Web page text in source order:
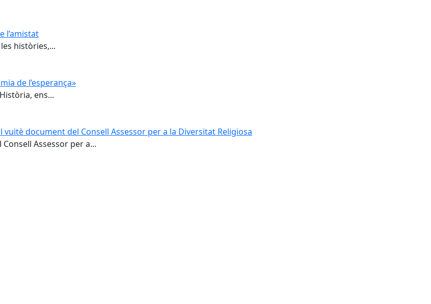
l’amistat
històries,...
de l’esperança»
ens...
document del Consell Assessor per a la Diversitat Religiosa
Assessor per a...